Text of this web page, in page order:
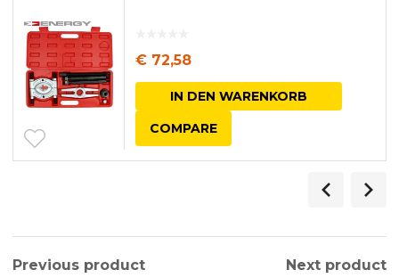
€ 72,58
IN DEN WARENKORB
COMPARE
Previous product Next product